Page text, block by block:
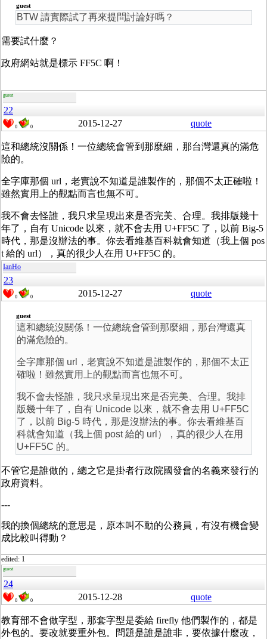
guest
BTW 請實際試了再來提問討論好嗎？
需要試什麼？
政府網站就是標示 FF5C 啊！
guest
22
0 0 2015-12-27 quote
這和總統沒關係！一位總統會管到那麼細，那台灣還真的滿危
險的。
全字庫那個 url，老實說不知道是誰製作的，那個不太正確啦！
雖然實用上的觀點而言也無不可。
我不會去怪誰，我只求呈現出來是否完美、合理。我排版幾十
年了，自有 Unicode 以來，就不會去用 U+FF5C 了，以前 Big-5
時代，那是沒辦法的事。你去看維基百科就會知道（我上個 pos
t 給的 url），真的很少人在用 U+FF5C 的。
IanHo
23
0 0 2015-12-27 quote
guest
這和總統沒關係！一位總統會管到那麼細，那台灣還真
的滿危險的。
全字庫那個 url，老實說不知道是誰製作的，那個不太正
確啦！雖然實用上的觀點而言也無不可。
我不會去怪誰，我只求呈現出來是否完美、合理。我排
版幾十年了，自有 Unicode 以來，就不會去用 U+FF5C
了，以前 Big-5 時代，那是沒辦法的事。你去看維基百
科就會知道（我上個 post 給的 url），真的很少人在用
U+FF5C 的。
不管它是誰做的，總之它是掛者行政院國發會的名義來發行的
政府資料。
---
我的換個總統的意思是，原本叫不動的公務員，有沒有機會變
成比較叫得動？
edited: 1
guest
24
0 0 2015-12-28 quote
教育部不會做字型，那套字型是委給 firefly 他們製作的，都是
外包的。要改就要重外包。問題是誰是誰非，要依據什麼改，